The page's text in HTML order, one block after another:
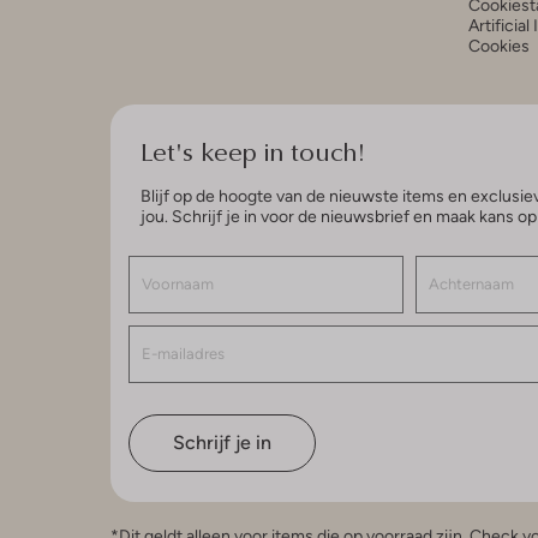
Artificial
Cookies
Let's keep in touch!
Blijf op de hoogte van de nieuwste items en
jou. Schrijf je in voor de nieuwsbrief en maak kans
Schrijf je in